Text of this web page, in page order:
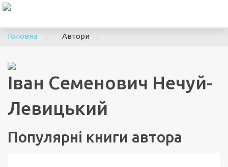
Головна
Автори
Іван Семенович Нечуй-
Левицький
Популярні книги автора